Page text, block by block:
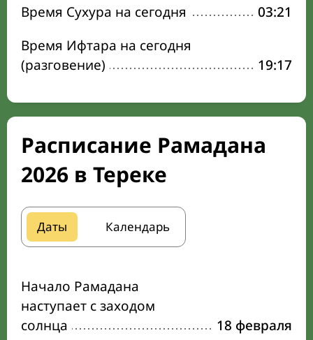
Время Сухура на сегодня
03:21
Время Ифтара на сегодня
(разговение)
19:17
Расписание Рамадана
2026 в Тереке
Даты Календарь
Начало Рамадана
наступает с заходом
солнца
18 февраля